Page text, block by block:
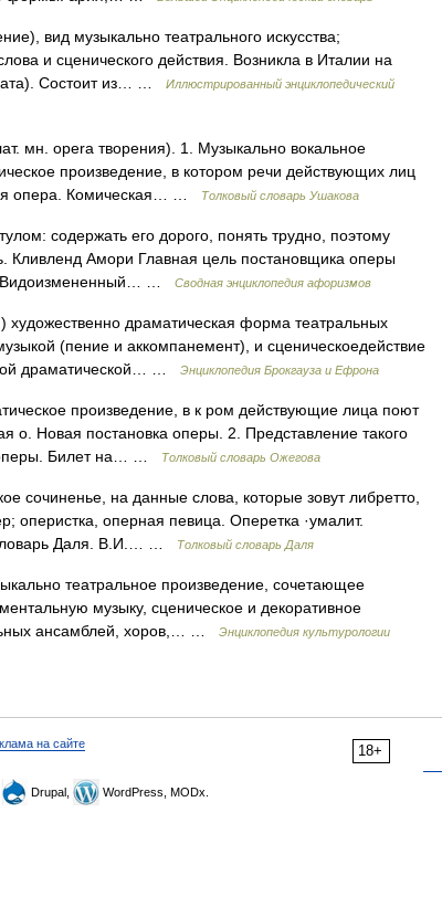
вид музыкально театрального искусства;
и сценического действия. Возникла в Италии на
Состоит из… …
Иллюстрированный энциклопедический
мн. opera творения). 1. Музыкально вокальное
произведение, в котором речи действующих лиц
опера. Комическая… …
Толковый словарь Ушакова
содержать его дорого, понять трудно, поэтому
Кливленд Амори Главная цель постановщика оперы
Видоизмененный… …
Сводная энциклопедия афоризмов
драматическая форма театральных
(пение и аккомпанемент), и сценическоедействие
драматической… …
Энциклопедия Брокгауза и Ефрона
произведение, в к ром действующие лица поют
о. Новая постановка оперы. 2. Представление такого
оперы. Билет на… …
Толковый словарь Ожегова
сочиненье, на данные слова, которые зовут либретто,
оперистка, оперная певица. Оперетка ·умалит.
Даля. В.И.… …
Толковый словарь Даля
театральное произведение, сочетающее
музыку, сценическое и декоративное
ансамблей, хоров,… …
Энциклопедия культурологии
18+
на сайте
Drupal, WordPress, MODx.